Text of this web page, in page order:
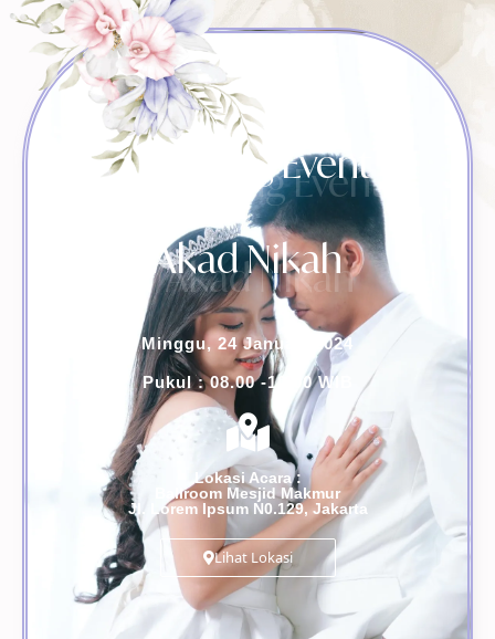
Wedding Event
Akad Nikah
Minggu, 24 Januari 2024
Pukul : 08.00 -10.00 WIB
Lokasi Acara :
Ballroom Mesjid Makmur
Jl. Lorem Ipsum N0.129, Jakarta
Lihat Lokasi